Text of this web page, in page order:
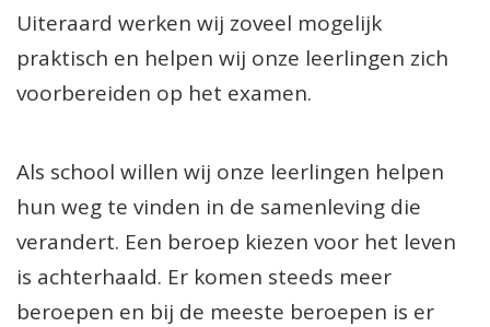
Uiteraard werken wij zoveel mogelijk
praktisch en helpen wij onze leerlingen zich
voorbereiden op het examen.
Als school willen wij onze leerlingen helpen
hun weg te vinden in de samenleving die
verandert. Een beroep kiezen voor het leven
is achterhaald. Er komen steeds meer
beroepen en bij de meeste beroepen is er